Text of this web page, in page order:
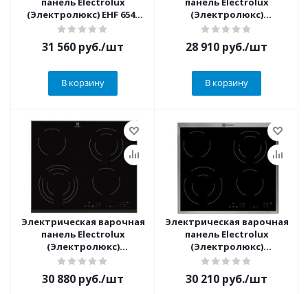
(Электролюкс) EHF 6547
FXK
31 560 руб./шт
В корзину
(Электролюкс)
EHF6232FOK
28 910 руб./шт
В корзину
Электрическая варочная
панель Electrolux
(Электролюкс)
EHF6343FOK
30 880 руб./шт
Электрическая варочная
панель Electrolux
(Электролюкс)
EHF6342XOK
30 210 руб./шт